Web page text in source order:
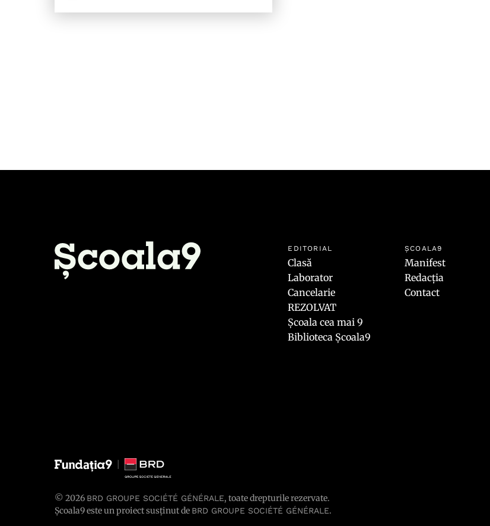
EDITORIAL
Clasă
Laborator
Cancelarie
REZOLVAT
Școala cea mai 9
Biblioteca Școala9
ȘCOALA9
Manifest
Redacția
Contact
© 2026 BRD GROUPE SOCIÉTÉ GÉNÉRALE, toate drepturile rezervate.
Școala9 este un proiect susținut de BRD GROUPE SOCIÉTÉ GÉNÉRALE.